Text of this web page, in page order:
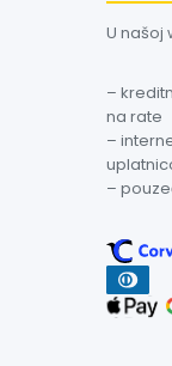
U našoj
–
na rate
–
–